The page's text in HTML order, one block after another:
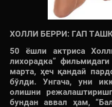
ХОЛЛИ БЕРРИ: ГАП
50 ёшли актриса
лихорадка”
марта, ҳеч қандай
бўлди. Унгача, уни
олишни
бундан аввал ҳам,